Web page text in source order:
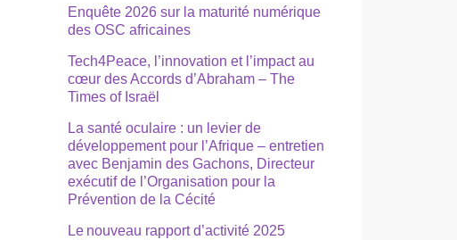
Enquête 2026 sur la maturité numérique
des OSC africaines
Tech4Peace, l’innovation et l’impact au
cœur des Accords d’Abraham – The
Times of Israël
La santé oculaire : un levier de
développement pour l’Afrique – entretien
avec Benjamin des Gachons, Directeur
exécutif de l’Organisation pour la
Prévention de la Cécité
Le nouveau rapport d’activité 2025